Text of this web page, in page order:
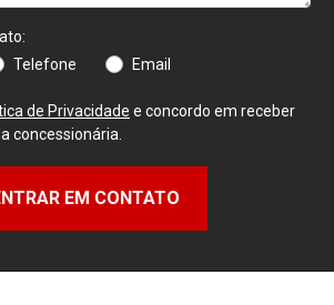
Telefone Email
de Privacidade e concordo em receber
concessionária.
EM CONTATO